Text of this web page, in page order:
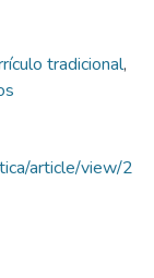
tradicional,
article/view/2